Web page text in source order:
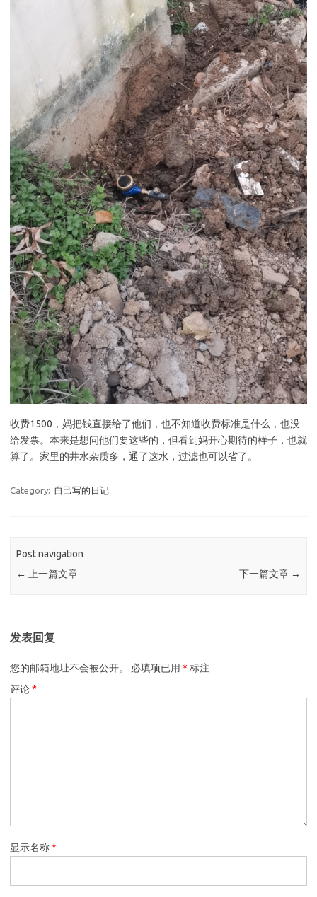
收费1500，妈把钱直接给了他们，也不知道收费标准是什么，也没
给发票。本来是想问他们要这些的，但看到妈开心期待的样子，也就
算了。家里的井水杂质多，通了这水，过滤也可以省了。
Category: 自己写的日记
Post navigation
←
上一篇文章 下一篇文章 →
发表回复
您的邮箱地址不会被公开。 必填项已用 * 标注
评论*
显示名称*